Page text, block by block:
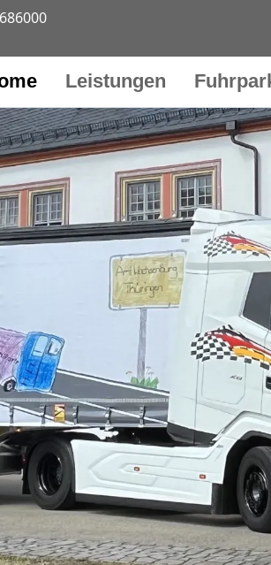
Leistungen